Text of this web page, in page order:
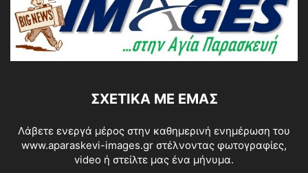
ΣΧΕΤΙΚΆ ΜΕ ΕΜΆΣ
Λάβετε ενεργά μέρος στην καθημερινή ενημέρωση του
www.aparaskevi-images.gr στέλνοντας φωτογραφίες,
video ή στείλτε μας ένα μήνυμα.